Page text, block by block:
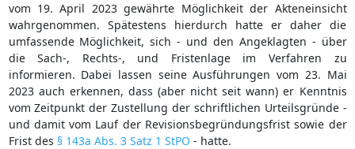
vom 19. April 2023 gewährte Möglichkeit der Akteneinsicht
wahrgenommen. Spätestens hierdurch hatte er daher die
umfassende Möglichkeit, sich - und den Angeklagten - über
die Sach-, Rechts-, und Fristenlage im Verfahren zu
informieren. Dabei lassen seine Ausführungen vom 23. Mai
2023 auch erkennen, dass (aber nicht seit wann) er Kenntnis
vom Zeitpunkt der Zustellung der schriftlichen Urteilsgründe -
und damit vom Lauf der Revisionsbegründungsfrist sowie der
Frist des § 143a Abs. 3 Satz 1 StPO - hatte.